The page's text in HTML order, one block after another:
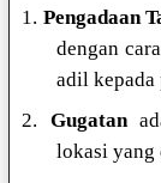
1. Pengadaan
dengan
adil kepada
2. Gugatan
lokasi yang